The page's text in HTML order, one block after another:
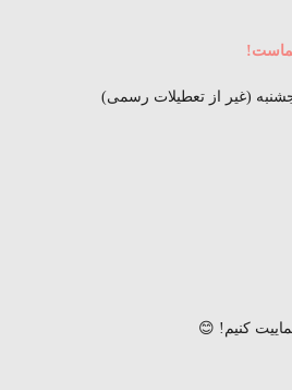
(غیر از تعطیلات رسمی)
کنیم! 😊